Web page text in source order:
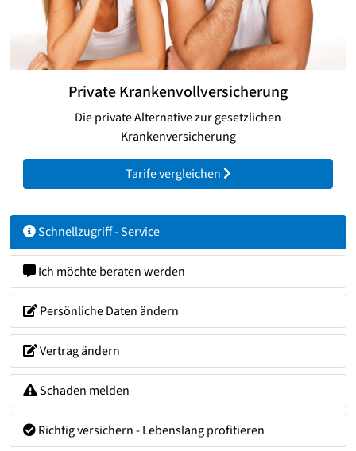
Private Krankenvollversicherung
Die private Alternative zur gesetzlichen
Krankenversicherung
Tarife vergleichen
Schnellzugriff - Service
Ich möchte beraten werden
Persönliche Daten ändern
Vertrag ändern
Schaden melden
Richtig versichern - Lebenslang profitieren